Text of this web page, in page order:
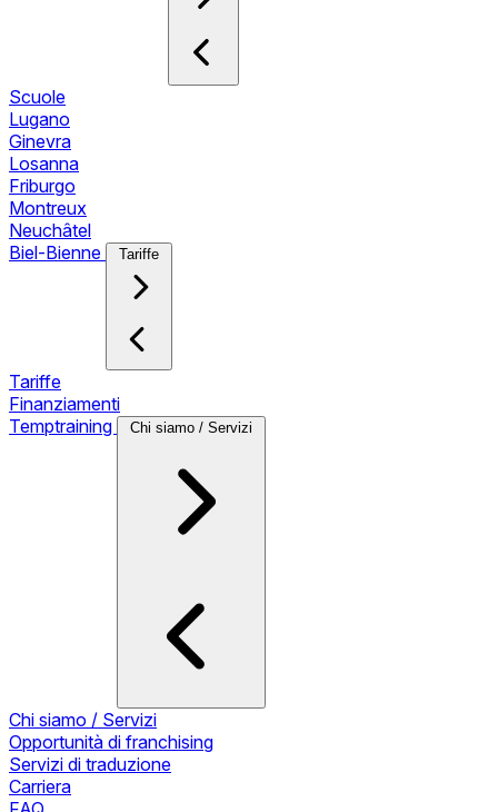
Scuole
Lugano
Ginevra
Losanna
Friburgo
Montreux
Neuchâtel
Biel-Bienne
Tariffe
Tariffe
Finanziamenti
Temptraining
Chi siamo / Servizi
Chi siamo / Servizi
Opportunità di franchising
Servizi di traduzione
Carriera